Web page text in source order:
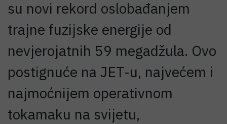
su novi rekord oslobađanjem
trajne fuzijske energije od
nevjerojatnih 59 megadžula. Ovo
postignuće na JET-u, najvećem i
najmoćnijem operativnom
tokamaku na svijetu,